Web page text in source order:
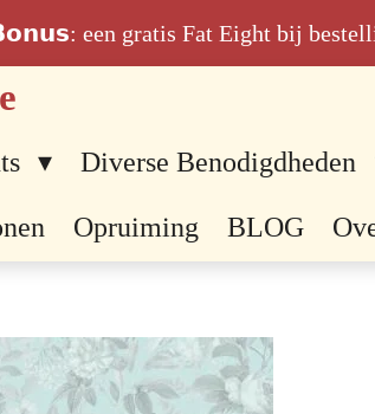
een gratis Fat Eight bij
Diverse Benodigdheden
Opruiming BLOG